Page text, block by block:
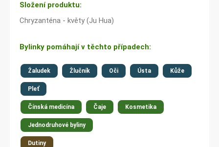
Složení produktu:
Chryzanténa - květy (Ju Hua)
Bylinky pomáhají v těchto případech:
Žaludek Žlučník Oči Ústa Kůže
Pleť
Čínská medicína Čaje Kosmetika
Jednodruhové byliny
Dutiny